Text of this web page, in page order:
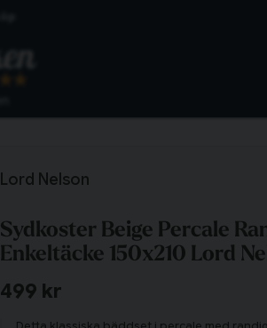
Lord Nelson
Sydkoster Beige Percale
Enkeltäcke 150x210 Lord
499 kr